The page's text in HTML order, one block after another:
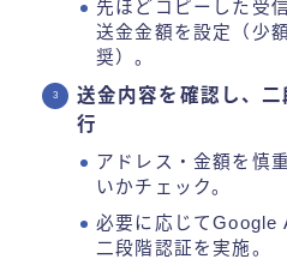
先ほどコピーした受
送金金額を設定（少
奨）。
送金内容を確認し、
行
アドレス・金額を慎
いかチェック。
必要に応じてGoogle
二段階認証を実施。